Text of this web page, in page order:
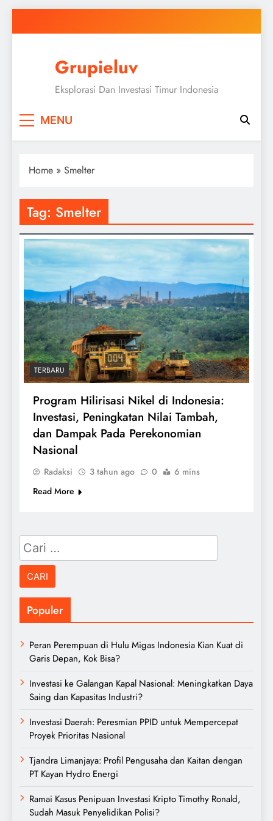
to
Grupieluv
Eksplorasi Dan Investasi Timur Indonesia
MENU
Home » Smelter
Tag: Smelter
TERBARU
Program Hilirisasi Nikel di Indonesia:
Investasi, Peningkatan Nilai Tambah,
dan Dampak Pada Perekonomian
Nasional
Radaksi 3 tahun ago 0
6 mins
Read More
Cari
untuk:
Populer
Peran Perempuan di Hulu Migas Indonesia Kian Kuat di
Garis Depan, Kok Bisa?
Investasi ke Galangan Kapal Nasional: Meningkatkan Daya
Saing dan Kapasitas Industri?
Investasi Daerah: Peresmian PPID untuk Mempercepat
Proyek Prioritas Nasional
Tjandra Limanjaya: Profil Pengusaha dan Kaitan dengan
PT Kayan Hydro Energi
Ramai Kasus Penipuan Investasi Kripto Timothy Ronald,
Sudah Masuk Penyelidikan Polisi?